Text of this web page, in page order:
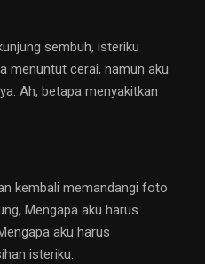
sembuh, isteriku
menuntut cerai, namun aku
Ah, betapa menyakitkan
kembali memandangi foto
Mengapa aku harus
aku harus
isteriku.